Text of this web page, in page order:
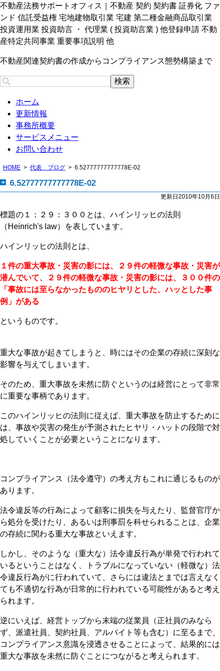
不動産法務サポートオフィス｜不動産 契約 契約書 証券化 ファ
ンド 信託受益権 宅地建物取引業 宅建 第二種金融商品取引業
投資運用業 投資助言 ・ 代理業 ( 投資助言業 ) 他登録申請 不動
産特定共同事業 重要事項説明 他
不動産関連契約書の作成からコンプライアンス態勢構築まで
ホーム
更新情報
事務所概要
サービスメニュー
お問い合わせ
HOME 代表 ブログ 6.52777777777778E-02
6.52777777777778E-02
更新日2010年10月6日
標題の１：２９：３００とは、ハインリッヒの法則
（Heinrich's law）を表しています。
ハインリッヒの法則とは、
１件の重大事故・災害の影には、２９件の軽微な事故・災害が
潜んでいて、２９件の軽微な事故・災害の影には、３００件の
「事故には至らなかったもののヒヤリとした、ハッとした事
例」がある
というものです。
重大な事故が起きてしまうと、時にはその企業の存続に深刻な
影響を与えてしまいます。
そのため、重大事故を未然に防ぐというのは経営にとって非常
に重要な事柄であります。
このハインリッヒの法則に従えば、重大事故を防止するために
は、事故や災害の発生が予測されたヒヤリ・ハットの段階で対
処していくことが必要ということになります。
コンプライアンス（法令遵守）の考え方もこれに通じるものが
あります。
法令違反等の行為によって顧客に損失を与えたり、監督官庁か
ら処分を受けたり、あるいは刑事罰を科せられることは、企業
の存続に関わる重大な事故といえます。
しかし、そのような（重大な）法令違反行為が単発で行われて
いるということはなく、トラブルになっていない（軽微な）法
令違反行為がに行われていて、さらには違法とまでは言えなく
ても不適切な行為が日常的に行われている可能性があると考え
られます。
逆にいえば、経営トップから末端の従業員（正社員のみなら
ず、派遣社員、契約社員、アルバイト等も含む）に至るまで、
コンプライアンス意識を浸透させることによって、結果的には
重大な事故を未然に防ぐことにつながると考えられます。